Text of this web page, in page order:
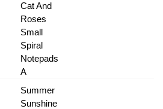
Cat And
Roses
Small
Spiral
Notepads
A
Summer
Sunshine